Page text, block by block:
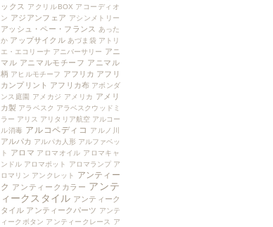
ックス
アクリルBOX アコーディオ
ン アジアンフェア アシンメトリー
アッシュ・ペー・フランス
あった
か アップサイクル あづま袋 アトリ
エ・エコリーナ アニバーサリー アニ
マル アニマルモチーフ アニマル
柄 アヒルモチーフ アフリカ アフリ
カンプリント アフリカ布 アボンダ
ンス庭園
アメカジ アメリカ アメリ
カ製 アラベスク アラベスクウッドミ
ラー アリス アリタリア航空 アルコー
ル消毒 アルコペディコ アルノ川
アルパカ アルパカ人形 アルファベッ
ト
アロマ アロマオイル アロマキャ
ンドル アロマポット アロマランプ ア
ロマリン アンクレット
アンティー
ク アンティークカラー アンテ
ィークスタイル アンティーク
タイル アンティークパーツ アンテ
ィークボタン アンティークレース
ア